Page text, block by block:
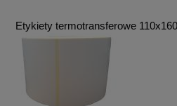
Etykiety termotransferowe